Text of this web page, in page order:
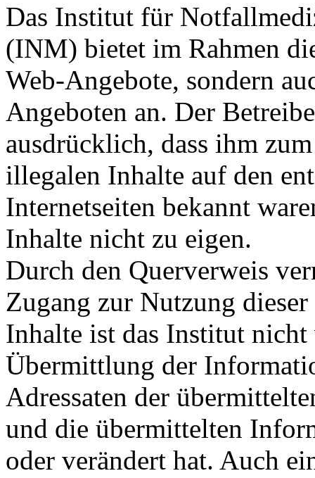
Das Institut für
(INM) bietet im Rahmen
Web-Angebote, sondern
Angeboten an. Der
ausdrücklich, dass ihm
illegalen Inhalte auf den
Internetseiten bekannt
Inhalte nicht zu eigen.
Durch den Querverweis
Zugang zur Nutzung
Inhalte ist das Institut
Übermittlung der
Adressaten der
und die übermittelten
oder verändert hat. Auch